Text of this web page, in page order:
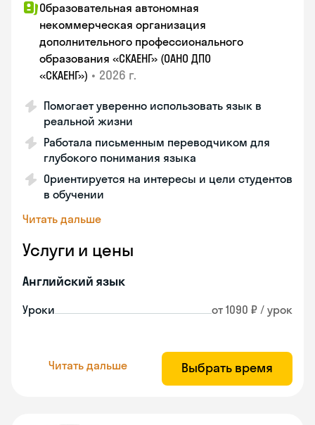
Образовательная автономная
некоммерческая организация
дополнительного профессионального
образования «СКАЕНГ» (ОАНО ДПО
«СКАЕНГ») • 2026 г.
Помогает уверенно использовать язык в
реальной жизни
Работала письменным переводчиком для
глубокого понимания языка
Ориентируется на интересы и цели студентов
в обучении
Читать дальше
Услуги и цены
Английский язык
Уроки от 1090 ₽ / урок
Читать дальше Выбрать время